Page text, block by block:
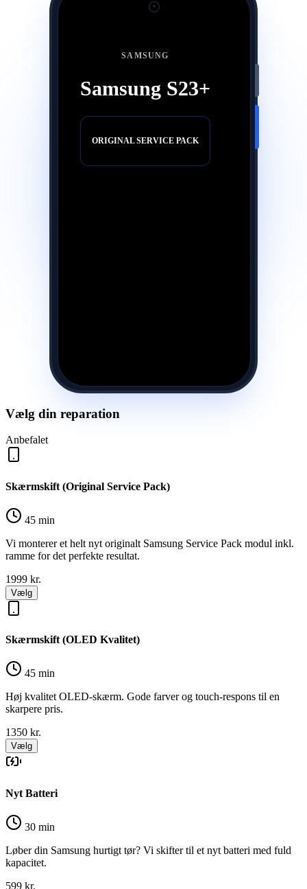
SAMSUNG
Samsung S23+
ORIGINAL SERVICE PACK
Vælg din reparation
Anbefalet
Skærmskift (Original Service Pack)
45 min
Vi monterer et helt nyt originalt Samsung Service Pack modul inkl.
ramme for det perfekte resultat.
1999 kr.
Vælg
Skærmskift (OLED Kvalitet)
45 min
Høj kvalitet OLED-skærm. Gode farver og touch-respons til en
skarpere pris.
1350 kr.
Vælg
Nyt Batteri
30 min
Løber din Samsung hurtigt tør? Vi skifter til et nyt batteri med fuld
kapacitet.
599 kr.